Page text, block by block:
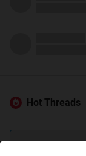
Hot Threads